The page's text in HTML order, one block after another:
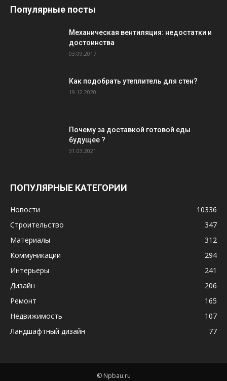
Популярные посты
Механическая вентиляция: недостатки и
достоинства
03.09.2017
Как подобрать утеплитель для стен?
19.12.2020
Почему за доставкой готовой еды
будущее ?
31.03.2021
ПОПУЛЯРНЫЕ КАТЕГОРИИ
Новости
10336
Строительство
347
Материалы
312
Коммуникации
294
Интерьеры
241
Дизайн
206
Ремонт
165
Недвижимость
107
Ландшафтный дизайн
77
© Npbau.ru